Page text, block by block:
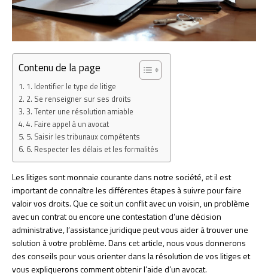
Contenu de la page
1. Identifier le type de litige
2. Se renseigner sur ses droits
3. Tenter une résolution amiable
4. Faire appel à un avocat
5. Saisir les tribunaux compétents
6. Respecter les délais et les formalités
Les litiges sont monnaie courante dans notre société, et il est
important de connaître les différentes étapes à suivre pour faire
valoir vos droits. Que ce soit un conflit avec un voisin, un problème
avec un contrat ou encore une contestation d’une décision
administrative, l’assistance juridique peut vous aider à trouver une
solution à votre problème. Dans cet article, nous vous donnerons
des conseils pour vous orienter dans la résolution de vos litiges et
vous expliquerons comment obtenir l’aide d’un avocat.